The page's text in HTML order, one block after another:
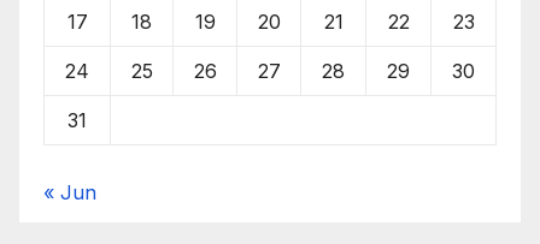
17 18 19 20 21 22 23
24 25 26 27 28 29 30
31
« Jun